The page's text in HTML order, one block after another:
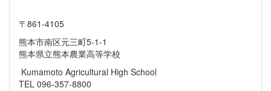
〒861‐4105
熊本市南区元三町5-1-1
熊本県立熊本農業高等学校
Kumamoto Agricultural High School
TEL 096-357-8800